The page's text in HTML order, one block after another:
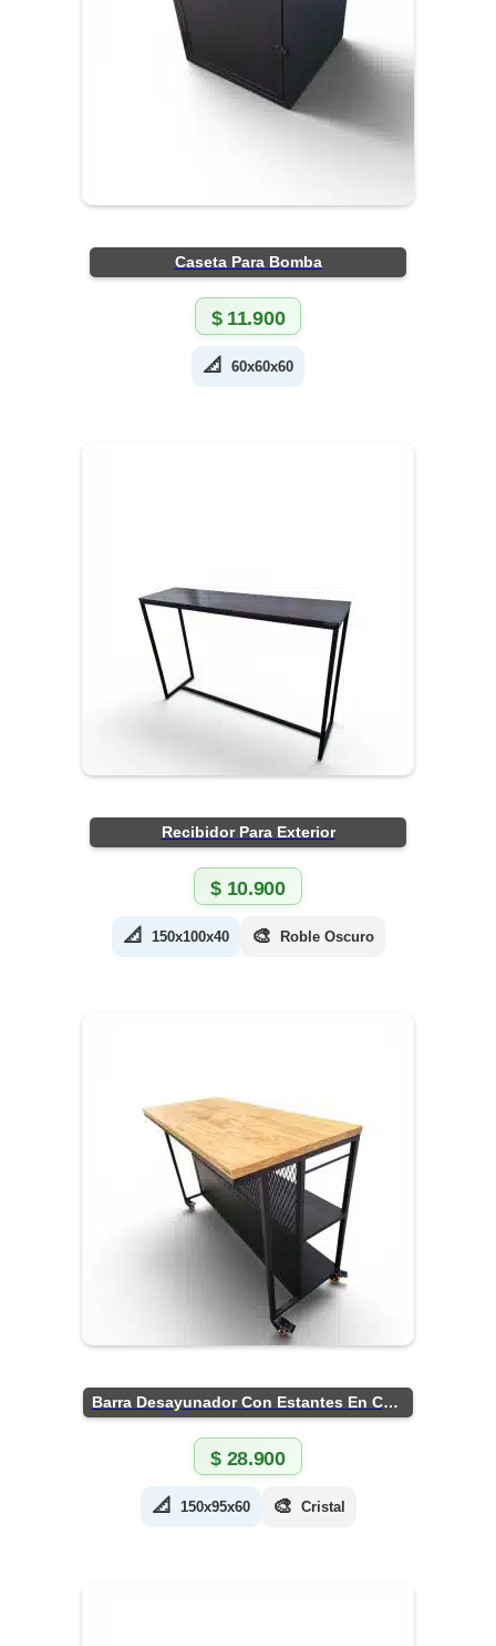
Caseta Para Bomba
$11.900
📐 60x60x60
Recibidor Para Exterior
$10.900
📐 150x100x40 🎨 Roble Oscuro
Barra Desayunador Con Estantes En Chapa
$28.900
📐 150x95x60 🎨 Cristal